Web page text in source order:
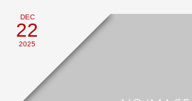
DEC
22
2025